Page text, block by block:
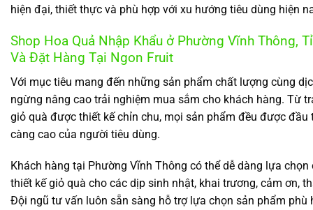
hiện đại, thiết thực và phù hợp với xu hướng tiêu dùng hiện
Shop Hoa Quả Nhập Khẩu ở Phường Vĩnh Thông,
Và Đặt Hàng Tại Ngon Fruit
Với mục tiêu mang đến những sản phẩm chất lượng cùng
ngừng nâng cao trải nghiệm mua sắm cho khách hàng. Từ
giỏ quà được thiết kế chỉn chu, mọi sản phẩm đều được
càng cao của người tiêu dùng.
Khách hàng tại Phường Vĩnh Thông có thể dễ dàng lựa
thiết kế giỏ quà cho các dịp sinh nhật, khai trương, cảm ơn,
Đội ngũ tư vấn luôn sẵn sàng hỗ trợ lựa chọn sản phẩm phù